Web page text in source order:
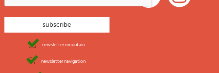
newsletter mountain
newsletter navigation